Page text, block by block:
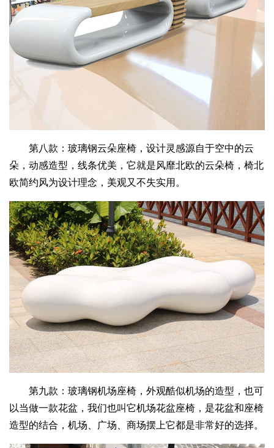
第八款：玻璃钢云朵座椅，设计灵感源自于空中的云
朵，动感造型，线条优美，它就是风靡北欧的云朵椅，椅北
欧简约风为设计理念，美观又不失实用。
第九款：玻璃钢机场座椅，外观酷似机场的造型，也可
以当做一款花盆，我们也叫它机场花盆座椅，是花盆和座椅
造型的结合，机场、广场、商场摆上它都是非常好的选择。